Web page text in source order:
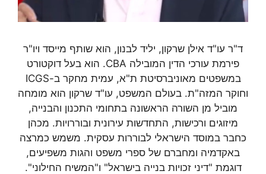
ד"ר עו"ד אילן שרקון, יליד לבנון, הוא שותף מייסד ויו"ר
פירמת עורכי הדין המובילה CBA. הוא בעל דוקטורט
במשפטים מאוניברסיטת ת"א, עמית מחקר ב-ICGS
וחוקר המזה"ת. בעולם המשפט, עו"ד שרקון הוא מומחה
מוביל מן השורה הראשונה בתחומי התכנון והבנייה,
מיזוגים ורכישות, התחדשות עירונית ובוררויות. מכהן
כחבר במוסד הישראלי לבוררות עסקית. משמש כמרצה
באקדמיה ומחברם של ספרי משפט והגות משפיעים,
דוגמת "דיני זכויות בנייה בישראל" ו"המשיח החילוני".